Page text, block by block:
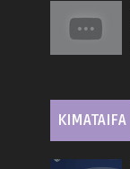
KIMATAIFA